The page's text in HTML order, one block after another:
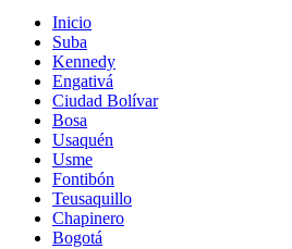
Inicio
Suba
Kennedy
Engativá
Ciudad Bolívar
Bosa
Usaquén
Usme
Fontibón
Teusaquillo
Chapinero
Bogotá